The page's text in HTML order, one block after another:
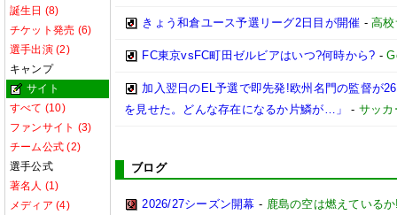
誕生日 (8)
チケット発売 (6)
選手出演 (2)
キャンプ
サイト
すべて (10)
ファンサイト (3)
チーム公式 (2)
選手公式
著名人 (1)
メディア (4)
きょう和倉ユース予選リーグ2日目が開催 -高
FC東京vsFC町田ゼルビアはいつ?何時から? -
加入翌日のEL予選で即先発!欧州名門の監督が
を見せた。どんな存在になるか片鱗が…」
- サッカ
ブログ
2026/27シーズン開幕 - 鹿島の空は燃えている